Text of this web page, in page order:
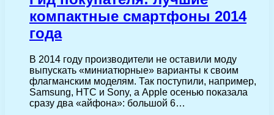
компактные смартфоны 2014
года
В 2014 году производители не оставили моду
выпускать «миниатюрные» варианты к своим
флагманским моделям. Так поступили, например,
Samsung, HTC и Sony, а Apple осенью показала
сразу два «айфона»: большой 6…